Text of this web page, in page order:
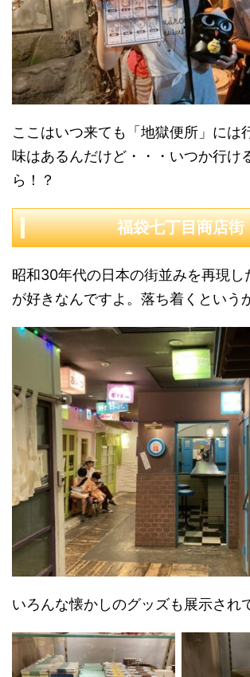
ここはいつ来ても「地獄便所」には
味はあるんだけど・・・いつか行け
ら！？
福袋七丁目商店街
昭和30年代の日本の街並みを再現し
が好きなんですよ。落ち着くという
いろんな懐かしのグッズも展示され